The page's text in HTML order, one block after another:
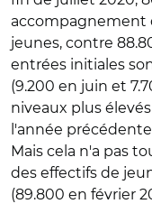
accompagnement
jeunes, contre
entrées initiales
(9.200 en juin et
niveaux plus
l'année
Mais cela n'a pas
des effectifs de
(89.800 en février